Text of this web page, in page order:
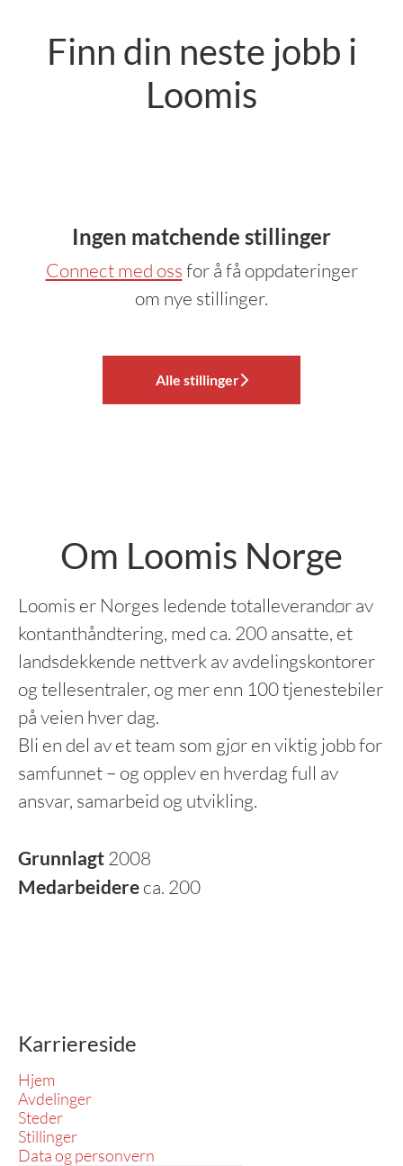
Finn din neste jobb i
Loomis
Ingen matchende stillinger
Connect med ossfor å få oppdateringer
om nye stillinger.
Alle stillinger
Om Loomis Norge
Loomis er Norges ledende totalleverandør av
kontanthåndtering, med ca. 200 ansatte, et
landsdekkende nettverk av avdelingskontorer
og tellesentraler, og mer enn 100 tjenestebiler
på veien hver dag.
Bli en del av et team som gjør en viktig jobb for
samfunnet – og opplev en hverdag full av
ansvar, samarbeid og utvikling.
Grunnlagt 2008
Medarbeidere ca. 200
Karriereside
Hjem
Avdelinger
Steder
Stillinger
Data og personvern